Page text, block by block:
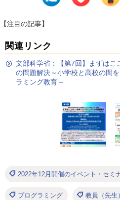
【注目の記事】
関連リンク
文部科学省：【第7回】まずはこ
の問題解決～小学校と高校の間
ラミング教育～
2022年12月開催のイベント・セミ
プログラミング 教員（先生）